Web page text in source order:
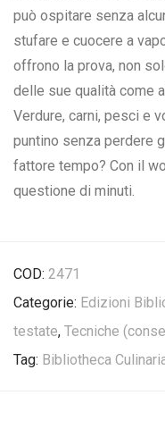
può ospitare senza
stufare e cuocere a
offrono la prova, non
delle sue qualità come
Verdure, carni, pesci e
puntino senza perdere
fattore tempo? Con il
questione di minuti.
COD: 2471
Categorie: Edizioni
testate, Tecniche
Tag: Bibliotheca